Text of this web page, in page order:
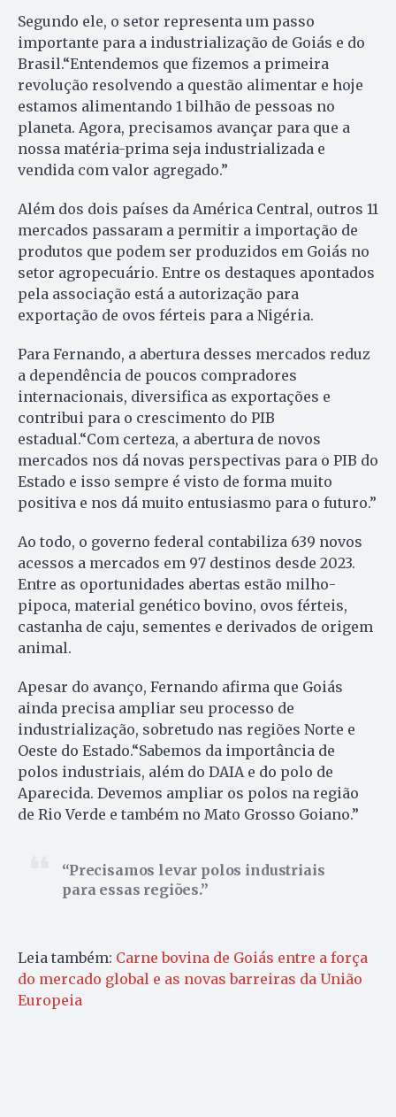
Segundo ele, o setor representa um passo
importante para a industrialização de Goiás e do
Brasil.“Entendemos que fizemos a primeira
revolução resolvendo a questão alimentar e hoje
estamos alimentando 1 bilhão de pessoas no
planeta. Agora, precisamos avançar para que a
nossa matéria-prima seja industrializada e
vendida com valor agregado.”
Além dos dois países da América Central, outros 11
mercados passaram a permitir a importação de
produtos que podem ser produzidos em Goiás no
setor agropecuário. Entre os destaques apontados
pela associação está a autorização para
exportação de ovos férteis para a Nigéria.
Para Fernando, a abertura desses mercados reduz
a dependência de poucos compradores
internacionais, diversifica as exportações e
contribui para o crescimento do PIB
estadual.“Com certeza, a abertura de novos
mercados nos dá novas perspectivas para o PIB do
Estado e isso sempre é visto de forma muito
positiva e nos dá muito entusiasmo para o futuro.”
Ao todo, o governo federal contabiliza 639 novos
acessos a mercados em 97 destinos desde 2023.
Entre as oportunidades abertas estão milho-
pipoca, material genético bovino, ovos férteis,
castanha de caju, sementes e derivados de origem
animal.
Apesar do avanço, Fernando afirma que Goiás
ainda precisa ampliar seu processo de
industrialização, sobretudo nas regiões Norte e
Oeste do Estado.“Sabemos da importância de
polos industriais, além do DAIA e do polo de
Aparecida. Devemos ampliar os polos na região
de Rio Verde e também no Mato Grosso Goiano.”
Precisamos levar polos industriais
para essas regiões.
Leia também: Carne bovina de Goiás entre a força
do mercado global e as novas barreiras da União
Europeia